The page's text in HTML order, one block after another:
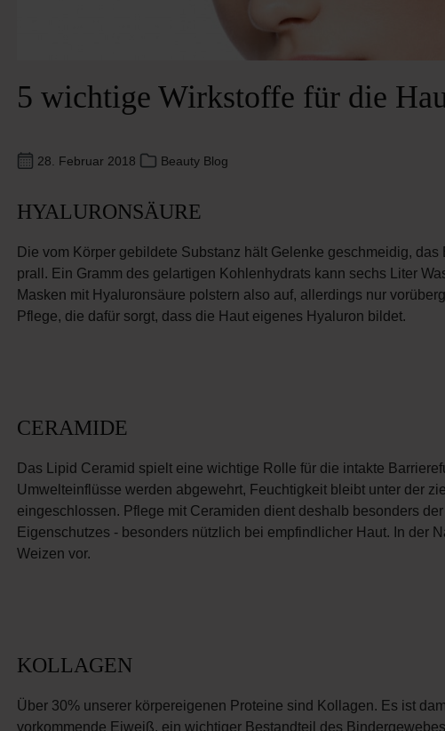
5 wichtige Wirkstoffe für die
28. Februar 2018 Beauty Blog
HYALURONSÄURE
Die vom Körper gebildete Substanz hält Gelenke geschmeidig,
prall. Ein Gramm des gelartigen Kohlenhydrats kann sechs Liter
Masken mit Hyaluronsäure polstern also auf, allerdings nur
Pflege, die dafür sorgt, dass die Haut eigenes Hyaluron bildet.
CERAMIDE
Das Lipid Ceramid spielt eine wichtige Rolle für die intakte
Umwelteinflüsse werden abgewehrt, Feuchtigkeit bleibt unter der
eingeschlossen. Pflege mit Ceramiden dient deshalb besonders
Eigenschutzes - besonders nützlich bei empfindlicher Haut. In der
Weizen vor.
KOLLAGEN
Über 30% unserer körpereigenen Proteine sind Kollagen. Es ist
vorkommende Eiweiß, ein wichtiger Bestandteil des